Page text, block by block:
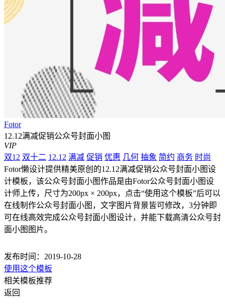
Fotor
12.12满减促销公众号封面小图
VIP
双12 双十二 12.12 满减 促销 优惠 几何 抽象 简约 商务 时尚
Fotor懒设计提供精美原创的12.12满减促销公众号封面小图设
计模板，该公众号封面小图作品是由Fotor公众号封面小图设
计师上传，尺寸为200px × 200px，点击“使用这个模板”后可以
在线制作公众号封面小图，文字图片背景皆可修改，3分钟即
可在线高效完成公众号封面小图设计，并能下载高清公众号封
面小图图片。
发布时间：2019-10-28
使用这个模板
相关模板推荐
返回